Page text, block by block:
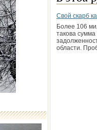
Свой скарб
Более 106
такова
области.